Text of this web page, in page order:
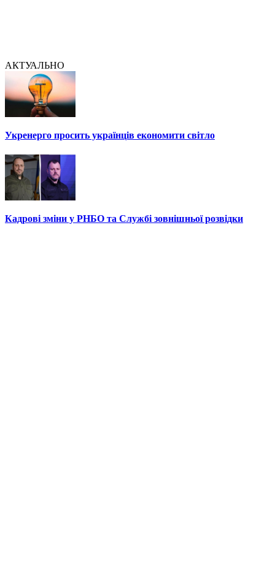
АКТУАЛЬНО
Укренерго просить українців економити світло
Кадрові зміни у РНБО та Службі зовнішньої розвідки